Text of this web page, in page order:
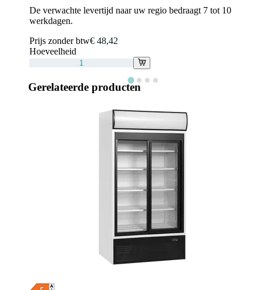
De verwachte levertijd naar uw regio bedraagt 7 tot 10
werkdagen.
Prijs zonder btw€ 48,42
Hoeveelheid
Gerelateerde producten